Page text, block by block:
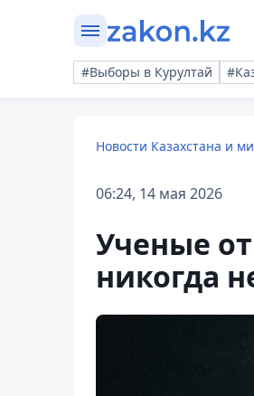
#Выборы в Курултай
Новости Казахстана и
06:24, 14 мая 2026
Ученые
никогда